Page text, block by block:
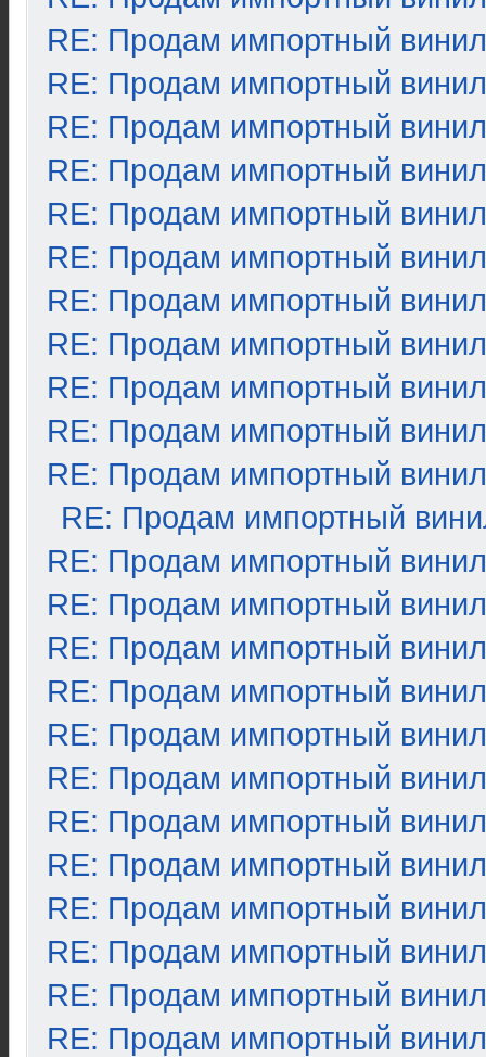
RE: Продам импортный винил
RE: Продам импортный винил
RE: Продам импортный винил
RE: Продам импортный винил
RE: Продам импортный винил
RE: Продам импортный винил
RE: Продам импортный винил
RE: Продам импортный винил
RE: Продам импортный винил
RE: Продам импортный винил
RE: Продам импортный винил
RE: Продам импортный
RE: Продам импортный винил
RE: Продам импортный винил
RE: Продам импортный винил
RE: Продам импортный винил
RE: Продам импортный винил
RE: Продам импортный винил
RE: Продам импортный винил
RE: Продам импортный винил
RE: Продам импортный винил
RE: Продам импортный винил
RE: Продам импортный винил
RE: Продам импортный винил